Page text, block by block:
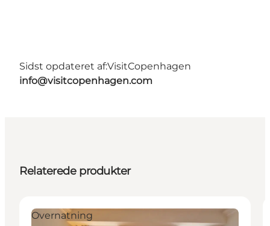
Sidst opdateret af:VisitCopenhagen
info@visitcopenhagen.com
Relaterede produkter
Overnatning